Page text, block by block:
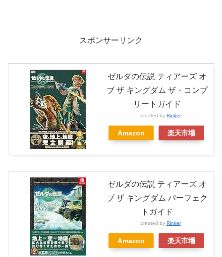
スポンサーリンク
ゼルダの伝説 ティアーズ オ
ブ ザ キングダム ザ・コンプ
リートガイド
created by Rinker
Amazon 楽天市場
ゼルダの伝説 ティアーズ オ
ブ ザ キングダム パーフェク
トガイド
created by Rinker
Amazon 楽天市場